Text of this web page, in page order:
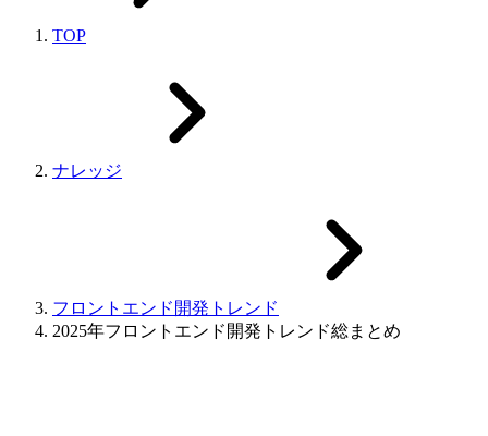
TOP
ナレッジ
フロントエンド開発トレンド
2025年フロントエンド開発トレンド総まとめ